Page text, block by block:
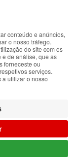
conteúdo e anúncios,
o nosso tráfego.
do site com os
de análise, que as
forneceste ou
serviços.
utilizar o nosso